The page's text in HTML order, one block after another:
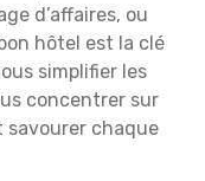
d’affaires, ou
hôtel est la clé
simplifier les
concentrer sur
savourer chaque